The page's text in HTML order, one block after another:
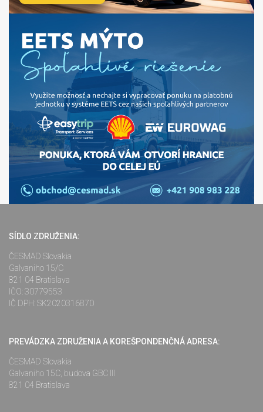
SÍDLO ZDRUŽENIA:
ČESMAD Slovakia
Galvaniho 15/C
821 04 Bratislava
IČO: 30779553
IČ DPH: SK2020316870
PREVÁDZKA ZDRUŽENIA A KOREŠPONDENČNÁ ADRESA:
ČESMAD Slovakia
Galvaniho 15C, budova GBC III
821 04 Bratislava